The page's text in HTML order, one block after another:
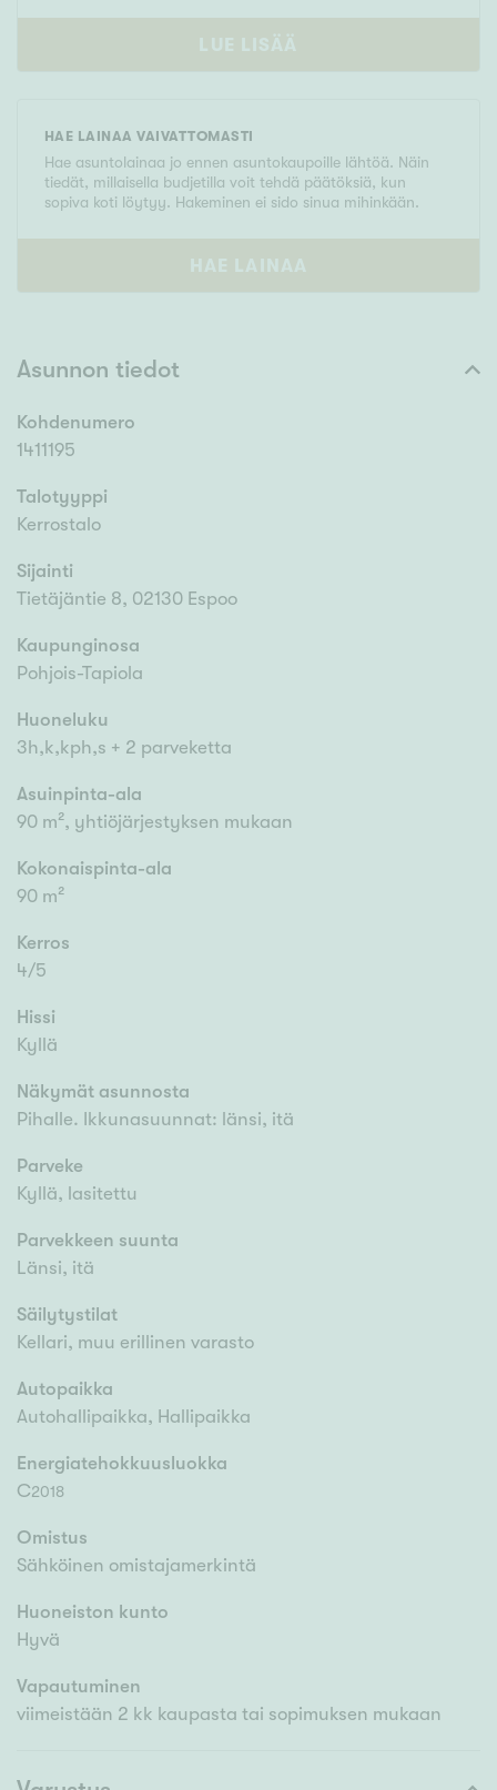
LUE LISÄÄ
HAE LAINAA VAIVATTOMASTI
Hae asuntolainaa jo ennen asuntokaupoille lähtöä. Näin
tiedät, millaisella budjetilla voit tehdä päätöksiä, kun
sopiva koti löytyy. Hakeminen ei sido sinua mihinkään.
HAE LAINAA
Asunnon tiedot
Kohdenumero
1411195
Talotyyppi
Kerrostalo
Sijainti
Tietäjäntie 8, 02130 Espoo
Kaupunginosa
Pohjois-Tapiola
Huoneluku
3h,k,kph,s + 2 parveketta
Asuinpinta-ala
90 m², yhtiöjärjestyksen mukaan
Kokonaispinta-ala
90 m²
Kerros
4/5
Hissi
Kyllä
Näkymät asunnosta
Pihalle. Ikkunasuunnat: länsi, itä
Parveke
Kyllä, lasitettu
Parvekkeen suunta
Länsi, itä
Säilytystilat
Kellari, muu erillinen varasto
Autopaikka
Autohallipaikka, Hallipaikka
Energiatehokkuusluokka
C2018
Omistus
Sähköinen omistajamerkintä
Huoneiston kunto
Hyvä
Vapautuminen
viimeistään 2 kk kaupasta tai sopimuksen mukaan